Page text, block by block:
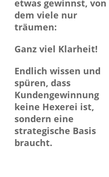
etwas gewinnst, von
dem viele nur
träumen:
Ganz viel Klarheit!
Endlich wissen und
spüren, dass
Kundengewinnung
keine Hexerei ist,
sondern eine
strategische Basis
braucht.